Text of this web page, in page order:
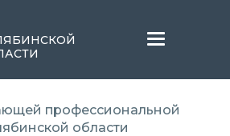
Меню
профессиональной
области